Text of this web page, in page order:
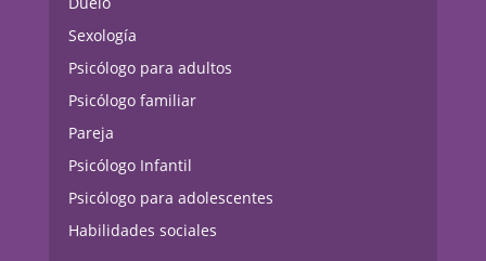
Sexología
Psicólogo para adultos
Psicólogo familiar
Pareja
Psicólogo Infantil
Psicólogo para adolescentes
Habilidades sociales